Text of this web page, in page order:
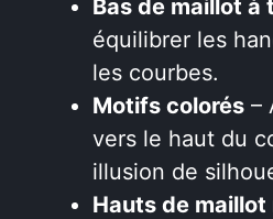
Bas de maillot à
équilibrer les
les courbes.
Motifs colorés –
vers le haut du
illusion de
Hauts de